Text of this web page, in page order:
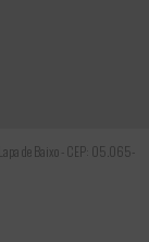
de Baixo - CEP: 05.065-